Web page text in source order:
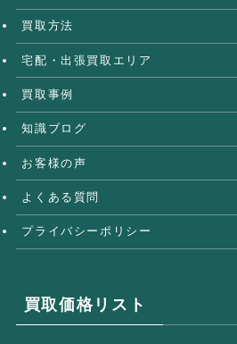
買取方法
宅配・出張買取エリア
買取事例
知識ブログ
お客様の声
よくある質問
プライバシーポリシー
買取価格リスト